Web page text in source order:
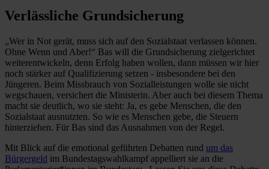
Verlässliche Grundsicherung
„Wer in Not gerät, muss sich auf den Sozialstaat verlassen können.
Ohne Wenn und Aber!“ Bas will die Grundsicherung zielgerichtet
weiterentwickeln, denn Erfolg haben wollen, dann müssen wir hier
noch stärker auf Qualifizierung setzen - insbesondere bei den
Jüngeren. Beim Missbrauch von Sozialleistungen wolle sie nicht
wegschauen, versichert die Ministerin. Aber auch bei diesem Thema
macht sie deutlich, wo sie steht: Ja, es gebe Menschen, die den
Sozialstaat ausnutzten. So wie es Menschen gebe, die Steuern
hinterziehen. Für Bas sind das Ausnahmen von der Regel.
Mit Blick auf die emotional geführten Debatten rund um das
Bürgergeld im Bundestagswahlkampf appelliert sie an die